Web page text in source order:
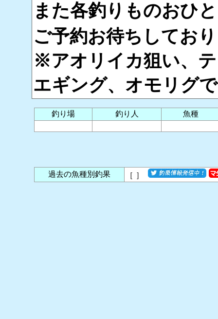
また各釣りものおひ
ご予約お待ちしており
※アオリイカ狙い、
エギング、オモリグ
釣り場 釣り人 魚種
過去の魚種別釣果 ［ ］